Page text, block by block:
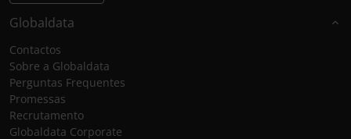
Globaldata
Contactos
Sobre a Globaldata
Perguntas Frequentes
Promessas
Recrutamento
Globaldata Corporate